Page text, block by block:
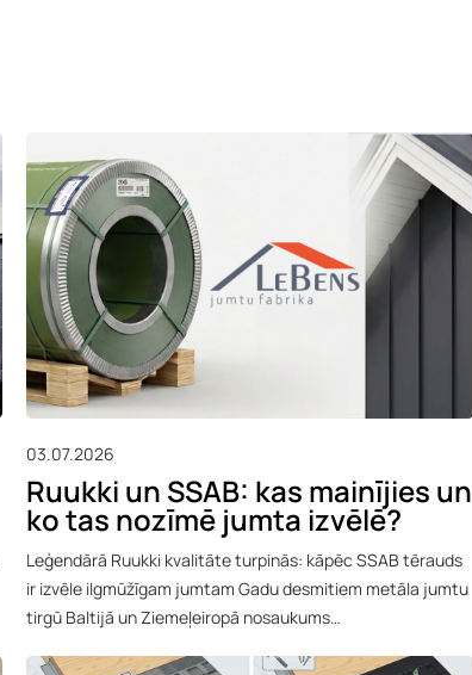
03.07.2026
Ruukki un SSAB: kas mainījies un
ko tas nozīmē jumta izvēlē?
Leģendārā Ruukki kvalitāte turpinās: kāpēc SSAB tērauds
ir izvēle ilgmūžīgam jumtam Gadu desmitiem metāla jumtu
tirgū Baltijā un Ziemeļeiropā nosaukums…